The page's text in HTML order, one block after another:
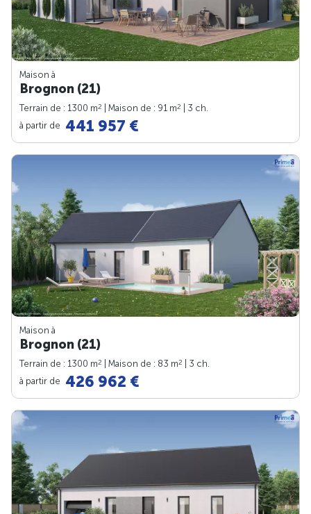
Maison à
Brognon (21)
Terrain de : 1300 m2 | Maison de : 91 m2
| 3 ch.
à partir de 441 957 €
Maison à
Brognon (21)
Terrain de : 1300 m2 | Maison de : 83 m2
| 3 ch.
à partir de 426 962 €